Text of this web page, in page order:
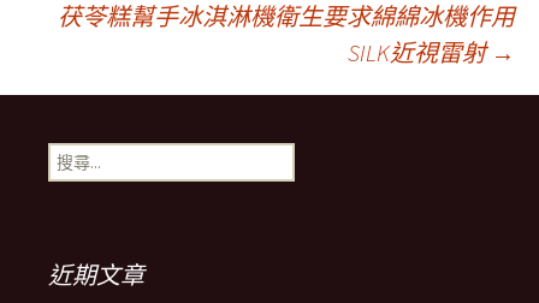
導
覽
列
茯苓糕幫手冰淇淋機衛生要求綿綿冰機作用
SILK近視雷射 →
搜
尋
近期文章